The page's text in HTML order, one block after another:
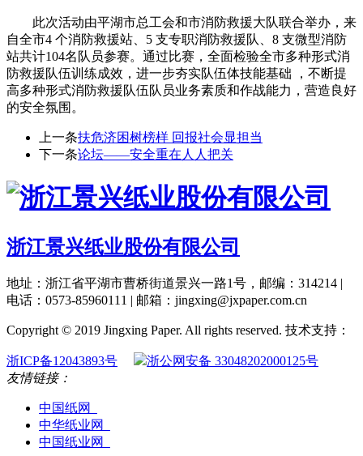
此次活动由平湖市总工会和市消防救援大队联合举办，来
自全市4 个消防救援站、5 支专职消防救援队、8 支微型消防
站共计104名队员参赛。通过比赛，全面检验全市多种形式消
防救援队伍训练成效，进一步夯实队伍体技能基础 ，不断提
高多种形式消防救援队伍队员业务素质和作战能力，营造良好
的安全氛围。
上一条扶危济困树榜样 回报社会显担当
下一条论坛——安全重在人人把关
浙江景兴纸业股份有限公司
地址：浙江省平湖市曹桥街道景兴一路1号，邮编：314214 |
电话：0573-85960111 | 邮箱：jingxing@jxpaper.com.cn
Copyright © 2019 Jingxing Paper. All rights reserved. 技术支持：
浙ICP备12043893号
浙公网安备 33048202000125号
友情链接：
中国纸网
中华纸业网
中国纸业网